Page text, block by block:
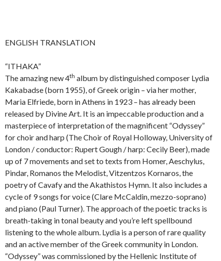
ENGLISH TRANSLATION
“ITHAKA”
The amazing new 4th album by distinguished composer Lydia
Kakabadse (born 1955), of Greek origin – via her mother,
Maria Elfriede, born in Athens in 1923 – has already been
released by Divine Art. It is an impeccable production and a
masterpiece of interpretation of the magnificent “Odyssey”
for choir and harp (The Choir of Royal Holloway, University of
London / conductor: Rupert Gough / harp: Cecily Beer), made
up of 7 movements and set to texts from Homer, Aeschylus,
Pindar, Romanos the Melodist, Vitzentzos Kornaros, the
poetry of Cavafy and the Akathistos Hymn. It also includes a
cycle of 9 songs for voice (Clare McCaldin, mezzo-soprano)
and piano (Paul Turner). The approach of the poetic tracks is
breath-taking in tonal beauty and you’re left spellbound
listening to the whole album. Lydia is a person of rare quality
and an active member of the Greek community in London.
“Odyssey” was commissioned by the Hellenic Institute of